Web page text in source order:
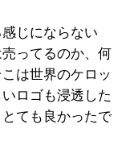
じにならない
ってるのか、何
は世界のケロッ
ロゴも浸透した
ても良かったで